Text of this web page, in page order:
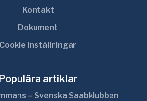
Kontakt
Dokument
Cookie inställningar
Populära artiklar
– Svenska Saabklubben